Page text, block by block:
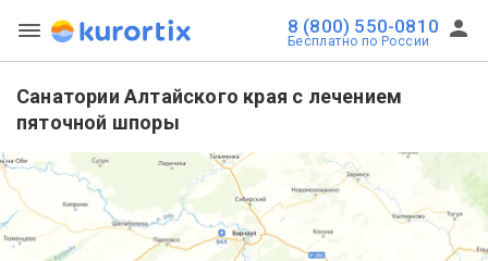
8 (800) 550-0810
Бесплатно по России
Санатории Алтайского края с лечением
пяточной шпоры